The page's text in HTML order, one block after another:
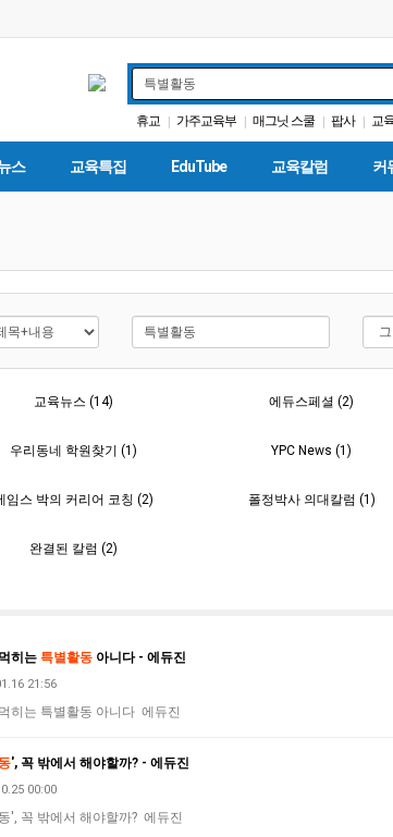
휴교 | 가주교육부 | 매그닛 스쿨 | 팝사 | 교
| 교육정책 | 학자금 | 특별활동 | 입
스 교육특집 EduTube 교육칼럼 커
교육뉴스 (14) 에듀스페셜 (2)
우리동네 학원찾기 (1) YPC News (1)
임스 박의 커리어 코칭 (2) 폴정박사 의대칼럼 (1)
완결된 칼럼 (2)
히는 특별활동 아니다 - 에듀진
21:56
히는 특별활동 아니다 에듀진
', 꼭 밖에서 해야할까? - 에듀진
00:00
', 꼭 밖에서 해야할까? 에듀진